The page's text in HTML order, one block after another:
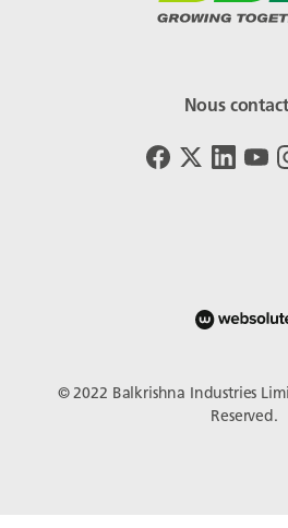
Nous
© 2022 Balkrishna Industries
Reserved.